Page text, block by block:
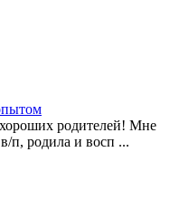
родителей! Мне
п, родила и восп ...